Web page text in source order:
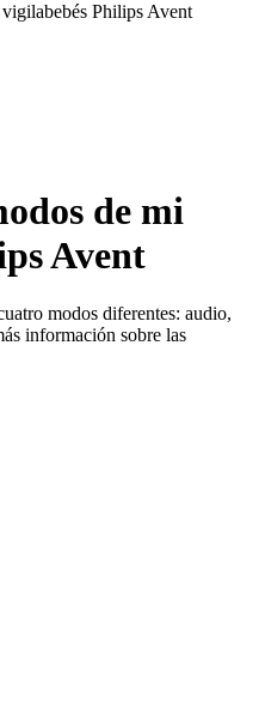
Philips Avent
de mi
Avent
modos diferentes: audio,
información sobre las